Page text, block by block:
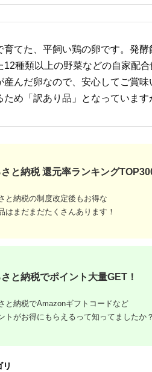
ふるさと納
てた、平飼い鶏の卵です。発酵
種類以上の野菜などの自家配
んだ卵なので、安心してご賞
め「訳あり品」となっていま
と納税 還元率ランキング
と納税の制度改定後もお得な
はまだまだたくさんあります！
と納税でポイント大量GET！
と納税でAmazonギフトコードなど
トがお得にもらえるって知ってましたか？